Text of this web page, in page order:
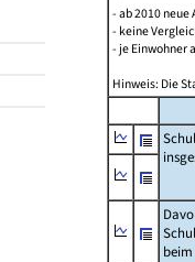
- ab 2010
- keine
- je Einwohner
Hinweis: Die
beim